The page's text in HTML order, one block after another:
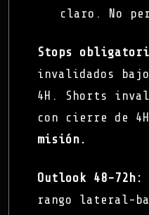
claro. No
Stops
invalidados
4H. Shorts
con cierre de
misión.
Outlook 48-72h:
rango lateral-